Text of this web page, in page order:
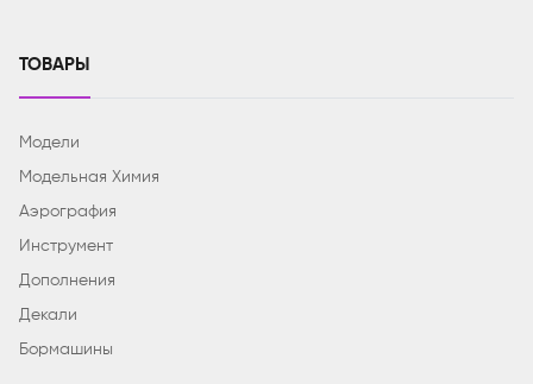
ТОВАРЫ
Модели
Модельная Химия
Аэрография
Инструмент
Дополнения
Декали
Бормашины